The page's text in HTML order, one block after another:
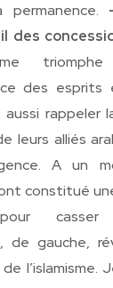
des
des
rappeler
leurs alliés
A un
constitué
de gauche,
l’islamisme.